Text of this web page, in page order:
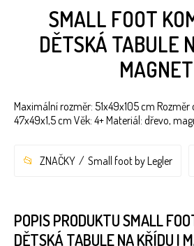
SMALL FOOT
DĚTSKÁ TABULE
MAGNET
Maximální rozměr: 51x49x105 cm Rozměr
47x49x1,5 cm Věk: 4+ Materiál: dřevo,
ZNAČKY Small foot by Legler
POPIS PRODUKTU SMALL
DĚTSKÁ TABULE NA KŘÍDU I